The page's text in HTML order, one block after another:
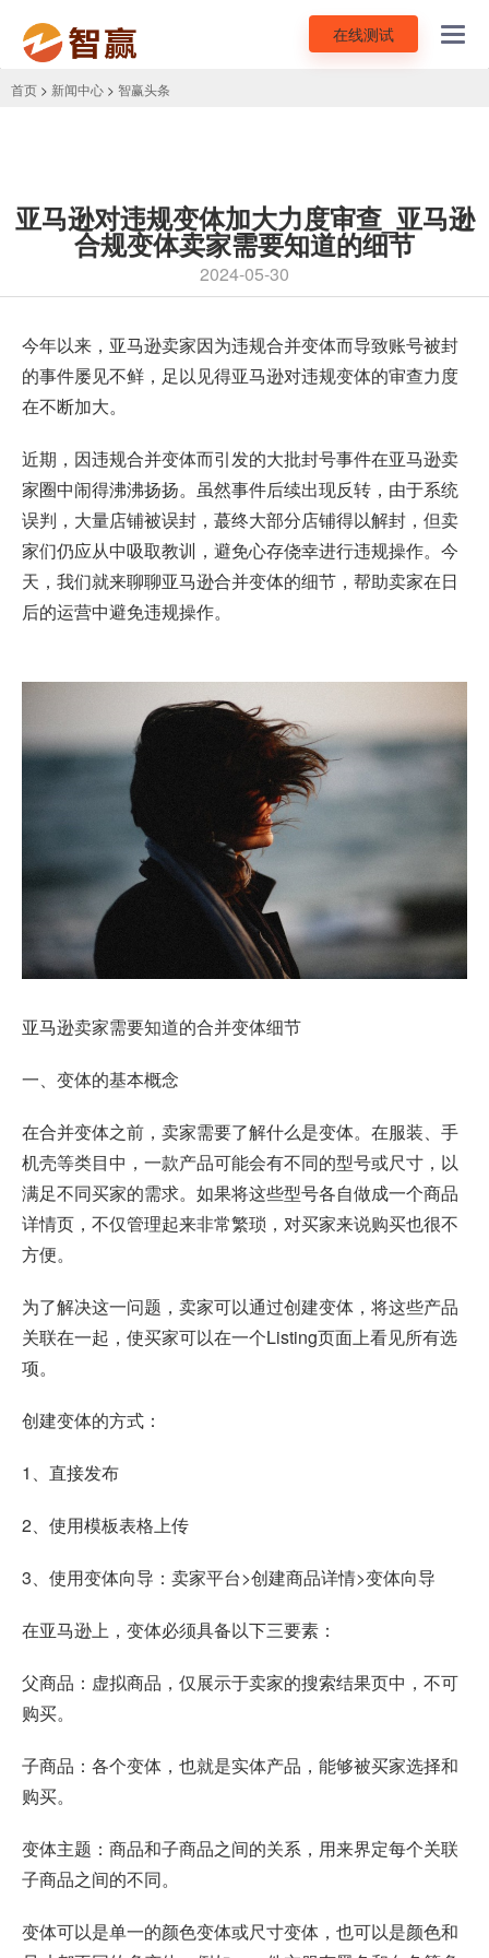
在线测试
首页 > 新闻中心 > 智赢头条
亚马逊对违规变体加大力度审查_亚马逊
合规变体卖家需要知道的细节
2024-05-30
今年以来，亚马逊卖家因为违规合并变体而导致账号被封
的事件屡见不鲜，足以见得亚马逊对违规变体的审查力度
在不断加大。
近期，因违规合并变体而引发的大批封号事件在亚马逊卖
家圈中闹得沸沸扬扬。虽然事件后续出现反转，由于系统
误判，大量店铺被误封，蕞终大部分店铺得以解封，但卖
家们仍应从中吸取教训，避免心存侥幸进行违规操作。今
天，我们就来聊聊亚马逊合并变体的细节，帮助卖家在日
后的运营中避免违规操作。
亚马逊卖家需要知道的合并变体细节
一、变体的基本概念
在合并变体之前，卖家需要了解什么是变体。在服装、手
机壳等类目中，一款产品可能会有不同的型号或尺寸，以
满足不同买家的需求。如果将这些型号各自做成一个商品
详情页，不仅管理起来非常繁琐，对买家来说购买也很不
方便。
为了解决这一问题，卖家可以通过创建变体，将这些产品
关联在一起，使买家可以在一个Listing页面上看见所有选
项。
创建变体的方式：
1、直接发布
2、使用模板表格上传
3、使用变体向导：卖家平台>创建商品详情>变体向导
在亚马逊上，变体必须具备以下三要素：
父商品：虚拟商品，仅展示于卖家的搜索结果页中，不可
购买。
子商品：各个变体，也就是实体产品，能够被买家选择和
购买。
变体主题：商品和子商品之间的关系，用来界定每个关联
子商品之间的不同。
变体可以是单一的颜色变体或尺寸变体，也可以是颜色和